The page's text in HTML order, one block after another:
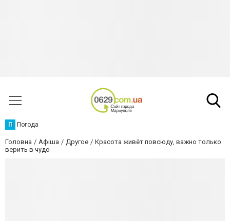
П Погода
Головна Афіша Другое
Красота живёт повсюду, важно только
верить в чудо